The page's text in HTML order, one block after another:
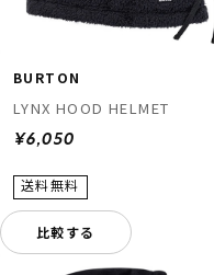
BURTON
LYNX HOOD HELMET
¥6,050
比較する